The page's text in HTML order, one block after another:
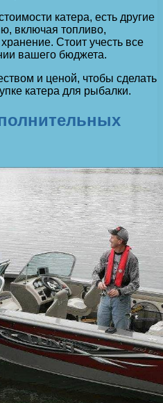
катера, есть другие
включая топливо,
Стоит учесть все
вашего бюджета.
и ценой, чтобы сделать
катера для рыбалки.